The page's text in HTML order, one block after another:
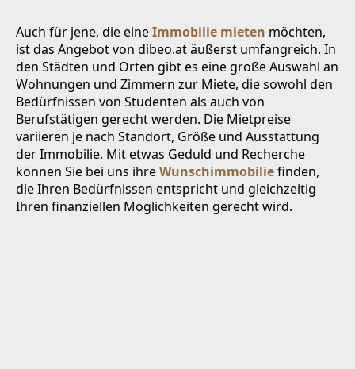
Auch für jene, die eineImmobilie mieten möchten,
ist das Angebot von dibeo.at äußerst umfangreich. In
den Städten und Orten gibt es eine große Auswahl an
Wohnungen und Zimmern zur Miete, die sowohl den
Bedürfnissen von Studenten als auch von
Berufstätigen gerecht werden. Die Mietpreise
variieren je nach Standort, Größe und Ausstattung
der Immobilie. Mit etwas Geduld und Recherche
können Sie bei uns ihreWunschimmobiliefinden,
die Ihren Bedürfnissen entspricht und gleichzeitig
Ihren finanziellen Möglichkeiten gerecht wird.